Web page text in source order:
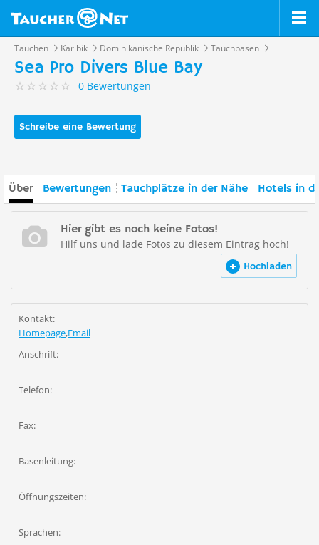
Tauchen Karibik Dominikanische Republik Tauchbasen
Sea Pro Divers Blue Bay
0 Bewertungen
Schreibe eine Bewertung
Über Bewertungen Tauchplätze in der Nähe Hotels in
Hier gibt es noch keine Fotos!
Hilf uns und lade Fotos zu diesem Eintrag hoch!
Hochladen
Kontakt:
Homepage,Email
Anschrift:
Telefon:
Fax:
Basenleitung:
Öffnungszeiten:
Sprachen: